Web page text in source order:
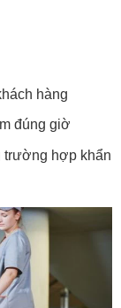
hàng
đúng giờ
trường hợp khẩn